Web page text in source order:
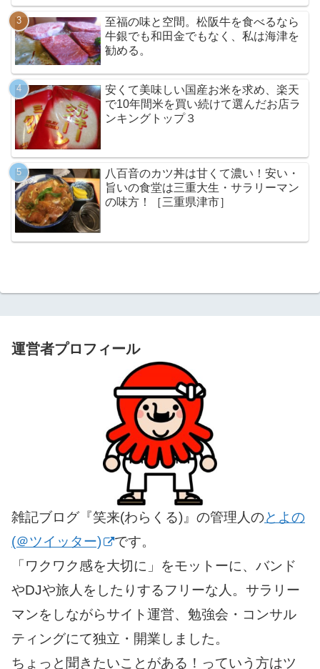
至福の味と空間。松阪牛を食べるなら
牛銀でも和田金でもなく、私は海津を
勧める。
安くて美味しい国産お米を求め、楽天
で10年間米を買い続けて選んだお店ラ
ンキングトップ３
八百音のカツ丼は甘くて濃い！安い・
旨いの食堂は三重大生・サラリーマン
の味方！［三重県津市］
運営者プロフィール
雑記ブログ『笑来(わらくる)』の管理人のとよの
(＠ツイッター)
です。
「ワクワク感を大切に」をモットーに、バンド
やDJや旅人をしたりするフリーな人。サラリー
マンをしながらサイト運営、勉強会・コンサル
ティングにて独立・開業しました。
ちょっと聞きたいことがある！っていう方はツ